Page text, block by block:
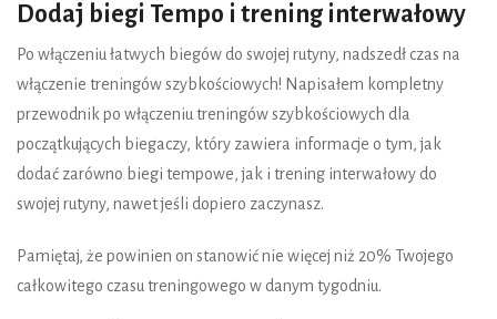
Dodaj biegi Tempo i trening interwałowy
Po włączeniu łatwych biegów do swojej rutyny, nadszedł czas na
włączenie treningów szybkościowych! Napisałem kompletny
przewodnik po włączeniu treningów szybkościowych dla
początkujących biegaczy, który zawiera informacje o tym, jak
dodać zarówno biegi tempowe, jak i trening interwałowy do
swojej rutyny, nawet jeśli dopiero zaczynasz.
Pamiętaj, że powinien on stanowić nie więcej niż 20% Twojego
całkowitego czasu treningowego w danym tygodniu.